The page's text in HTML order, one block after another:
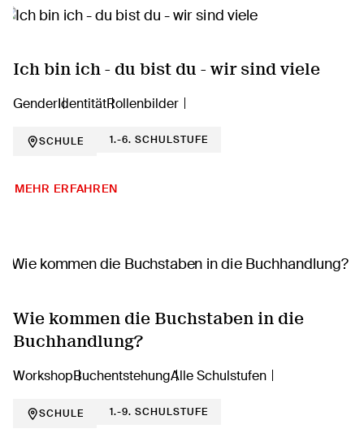
Ich bin ich - du bist du - wir sind viele
GenderIdentitätRollenbilder
SCHULE 1.-6. SCHULSTUFE
MEHR ERFAHREN
Wie kommen die Buchstaben in die
Buchhandlung?
WorkshopBuchentstehungAlle Schulstufen
SCHULE 1.-9. SCHULSTUFE